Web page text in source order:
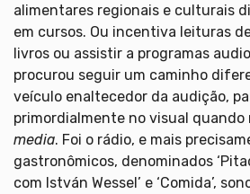
alimentares regionais e culturais
em cursos. Ou incentiva leituras
livros ou assistir a programas
procurou seguir um caminho
veículo enaltecedor da audição,
primordialmente no visual quando
media. Foi o rádio, e mais
gastronômicos, denominados
com István Wessel’ e ‘Comida’,